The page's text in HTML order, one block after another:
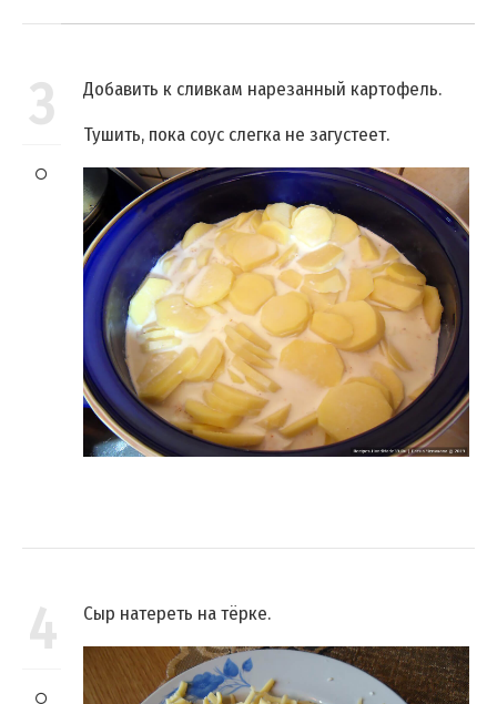
3
Добавить к сливкам нарезанный картофель.
Тушить, пока соус слегка не загустеет.
4 Сыр натереть на тёрке.